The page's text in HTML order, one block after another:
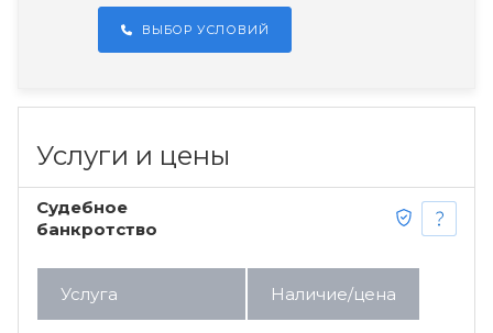
ВЫБОР УСЛОВИЙ
Услуги и цены
Судебное
банкротство
Услуга Наличие/цена